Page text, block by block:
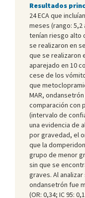
Resultados
24 ECA que
meses (rango: 5,2
tenían riesgo alto
se realizaron en
que se realizaron
aparejado en 10
cese de los
que
MAR,
comparación con
(intervalo de
una evidencia de
por gravedad, el
que la
grupo de menor
sin que se
graves. Al
ondansetrón fue
(OR: 0,34; IC 95: